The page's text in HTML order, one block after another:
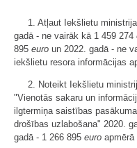
1. Atļaut Iekšlietu
gadā - ne vairāk kā 1 459 274
895 euro un 2022. gadā - ne
iekšlietu resora informācijas
2. Noteikt Iekšlietu
"Vienotās sakaru un
ilgtermiņa saistības
drošības uzlabošana" 2020.
gadā - 1 266 895 euro apmērā